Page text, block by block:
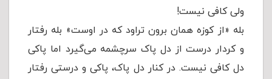
ولی کافی نیست!
بله «از کوزه همان برون تراود که در اوست» بله رفتار
و کردار درست از دل پاک سرچشمه می‌گیرد اما پاکی
دل کافی نیست. در کنار دل پاک، پاکی و درستی رفتار